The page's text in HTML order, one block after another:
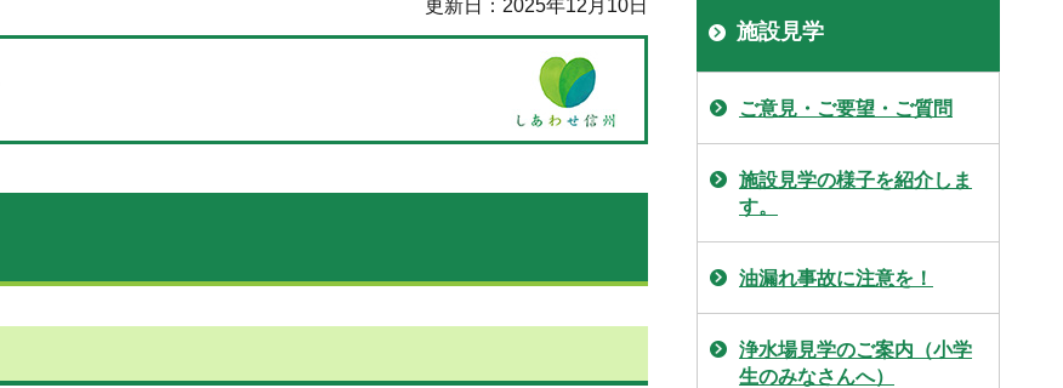
更新日：2025年12月10日
施設見学
ご意見・ご要望・ご質問
施設見学の様子を紹介しま
す。
油漏れ事故に注意を！
浄水場見学のご案内（小学
生のみなさんへ）